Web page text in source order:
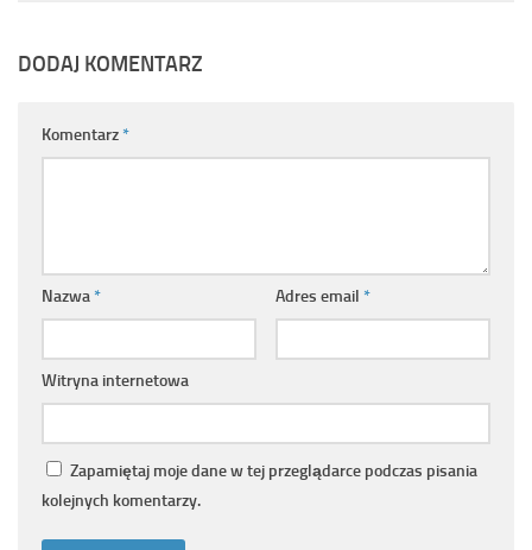
DODAJ KOMENTARZ
Komentarz*
Nazwa* Adres email *
Witryna internetowa
Zapamiętaj moje dane w tej przeglądarce podczas pisania
kolejnych komentarzy.